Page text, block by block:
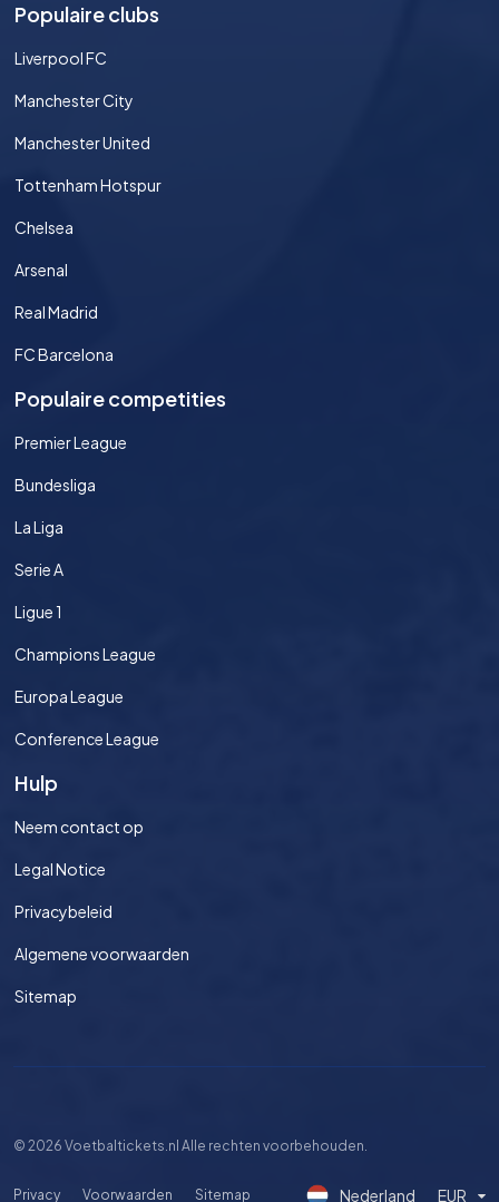
Populaire clubs
Liverpool FC
Manchester City
Manchester United
Tottenham Hotspur
Chelsea
Arsenal
Real Madrid
FC Barcelona
Populaire competities
Premier League
Bundesliga
La Liga
Serie A
Ligue 1
Champions League
Europa League
Conference League
Hulp
Neem contact op
Legal Notice
Privacybeleid
Algemene voorwaarden
Sitemap
© 2026 Voetbaltickets.nl Alle rechten voorbehouden.
Privacy Voorwaarden Sitemap Nederland EUR